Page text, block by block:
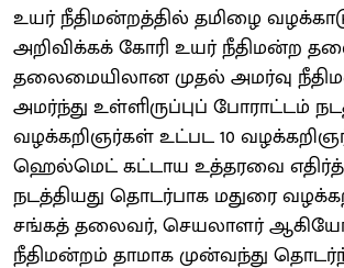
உயர் நீதிமன்றத்தில் தமிழை
அறிவிக்கக் கோரி உயர் நீதிமன்ற
தலைமையிலான முதல் அமர்வு
அமர்ந்து உள்ளிருப்புப் போராட்டம்
வழக்கறிஞர்கள் உட்பட 10
ஹெல்மெட் கட்டாய உத்தரவை
நடத்தியது தொடர்பாக மதுரை
சங்கத் தலைவர், செயலாளர்
நீதிமன்றம் தாமாக முன்வந்து